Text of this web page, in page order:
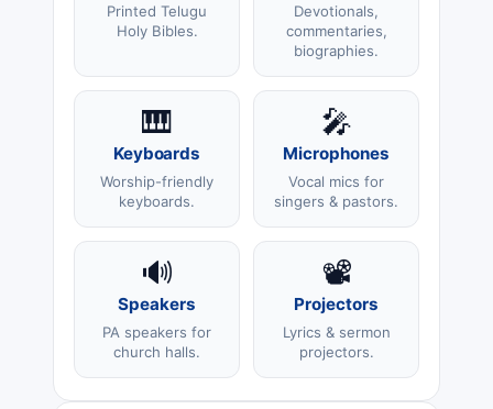
Printed Telugu
Holy Bibles.
Devotionals,
commentaries,
biographies.
🎹
Keyboards
Worship-friendly
keyboards.
🎤
Microphones
Vocal mics for
singers & pastors.
🔊
Speakers
PA speakers for
church halls.
📽️
Projectors
Lyrics & sermon
projectors.